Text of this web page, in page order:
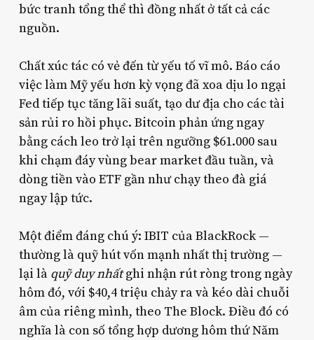
bức tranh tổng thể thì đồng nhất ở tất cả các
nguồn.
Chất xúc tác có vẻ đến từ yếu tố vĩ mô. Báo cáo
việc làm Mỹ yếu hơn kỳ vọng đã xoa dịu lo ngại
Fed tiếp tục tăng lãi suất, tạo dư địa cho các tài
sản rủi ro hồi phục. Bitcoin phản ứng ngay
bằng cách leo trở lại trên ngưỡng $61.000 sau
khi chạm đáy vùng bear market đầu tuần, và
dòng tiền vào ETF gần như chạy theo đà giá
ngay lập tức.
Một điểm đáng chú ý: IBIT của BlackRock —
thường là quỹ hút vốn mạnh nhất thị trường —
lại là quỹ duy nhấtghi nhận rút ròng trong ngày
hôm đó, với $40,4 triệu chảy ra và kéo dài chuỗi
âm của riêng mình, theo The Block. Điều đó có
nghĩa là con số tổng hợp dương hôm thứ Năm